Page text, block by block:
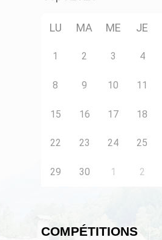
LU MA ME JE
1 2 3 4
8 9 10 11
15 16 17 18
22 23 24 25
29 30 1 2
COMPÉTITIONS